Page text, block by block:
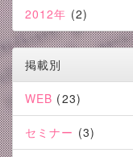
2012年 (2)
掲載別
WEB (23)
セミナー (3)